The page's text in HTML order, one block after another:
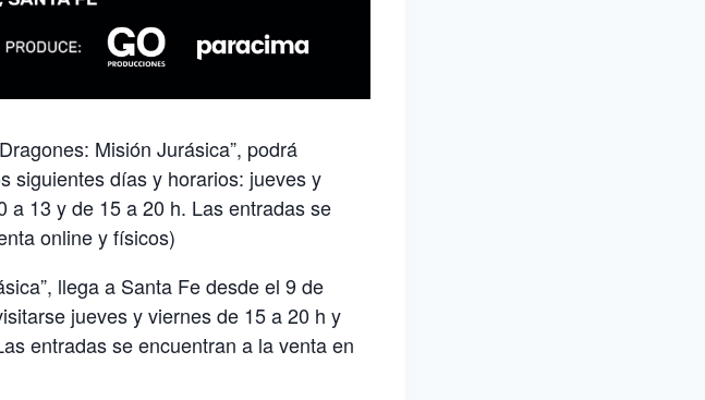
Misión Jurásica”, podrá
siguientes días y horarios: jueves y
a 13 y de 15 a 20 h. Las entradas se
online y físicos)
llega a Santa Fe desde el 9 de
jueves y viernes de 15 a 20 h y
entradas se encuentran a la venta en